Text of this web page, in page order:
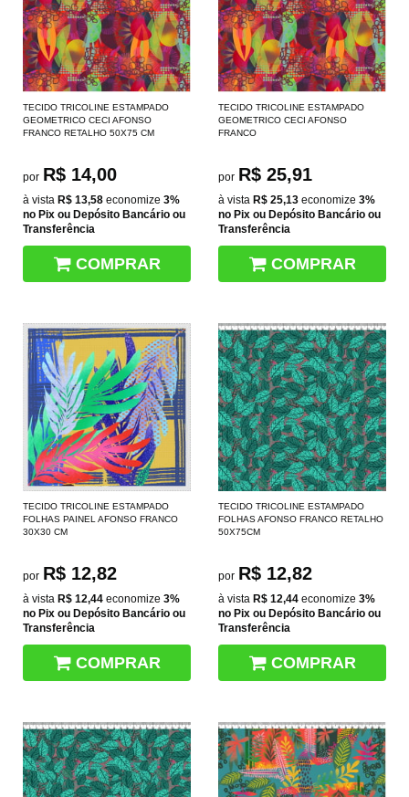
TECIDO TRICOLINE ESTAMPADO
GEOMETRICO CECI AFONSO
FRANCO RETALHO 50X75 CM
por R$ 14,00
à vista R$ 13,58 economize 3%
no Pix ou Depósito Bancário ou
Transferência
COMPRAR
TECIDO TRICOLINE ESTAMPADO
GEOMETRICO CECI AFONSO
FRANCO
por R$ 25,91
à vista R$ 25,13 economize 3%
no Pix ou Depósito Bancário ou
Transferência
COMPRAR
TECIDO TRICOLINE ESTAMPADO
FOLHAS PAINEL AFONSO FRANCO
30X30 CM
por R$ 12,82
à vista R$ 12,44 economize 3%
no Pix ou Depósito Bancário ou
Transferência
COMPRAR
TECIDO TRICOLINE ESTAMPADO
FOLHAS AFONSO FRANCO RETALHO
50X75CM
por R$ 12,82
à vista R$ 12,44 economize 3%
no Pix ou Depósito Bancário ou
Transferência
COMPRAR